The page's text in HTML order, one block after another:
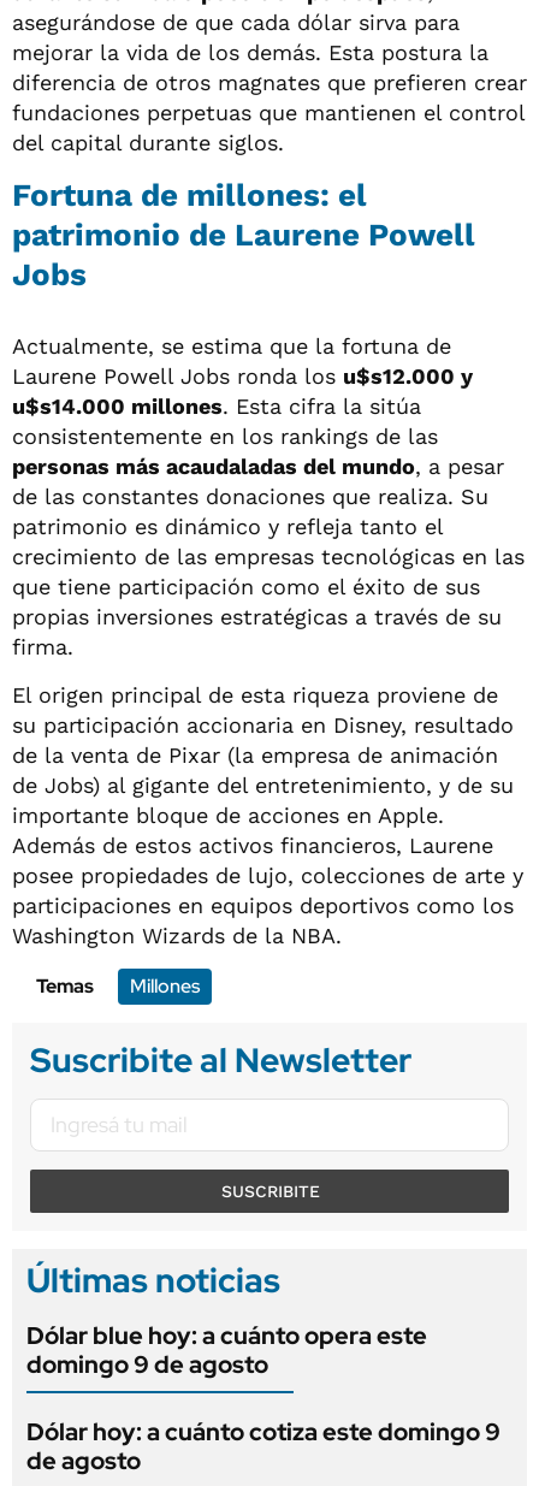
asegurándose de que cada dólar sirva para
mejorar la vida de los demás. Esta postura la
diferencia de otros magnates que prefieren crear
fundaciones perpetuas que mantienen el control
del capital durante siglos.
Fortuna de millones: el
patrimonio de Laurene Powell
Jobs
Actualmente, se estima que la fortuna de
Laurene Powell Jobs ronda los u$s12.000 y
u$s14.000 millones. Esta cifra la sitúa
consistentemente en los rankings de las
personas más acaudaladas del mundo, a pesar
de las constantes donaciones que realiza. Su
patrimonio es dinámico y refleja tanto el
crecimiento de las empresas tecnológicas en las
que tiene participación como el éxito de sus
propias inversiones estratégicas a través de su
firma.
El origen principal de esta riqueza proviene de
su participación accionaria en Disney, resultado
de la venta de Pixar (la empresa de animación
de Jobs) al gigante del entretenimiento, y de su
importante bloque de acciones en Apple.
Además de estos activos financieros, Laurene
posee propiedades de lujo, colecciones de arte y
participaciones en equipos deportivos como los
Washington Wizards de la NBA.
Temas
Millones
Suscribite al Newsletter
SUSCRIBITE
Últimas noticias
Dólar blue hoy: a cuánto opera este
domingo 9 de agosto
Dólar hoy: a cuánto cotiza este domingo 9
de agosto